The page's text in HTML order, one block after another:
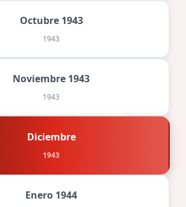
Octubre 1943
1943
Noviembre 1943
1943
Diciembre
1943
Enero 1944